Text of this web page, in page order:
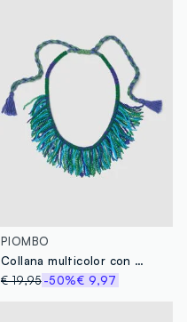
PIOMBO
Collana multicolor con perline e frange
€ 19,95 -50%€ 9,97